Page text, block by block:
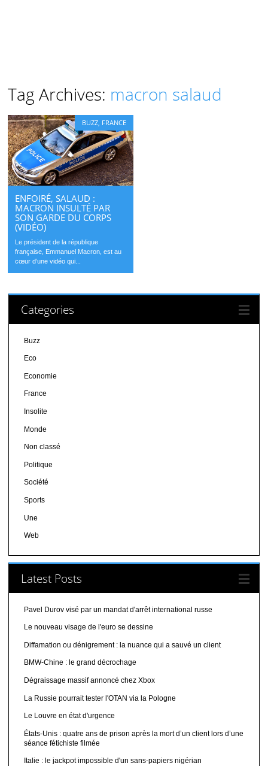
Tag Archives: macron salaud
BUZZ FRANCE
ENFOIRÉ, SALAUD :
MACRON INSULTÉ PAR
SON GARDE DU CORPS
(VIDÉO)
Le président de la république
française, Emmanuel Macron, est au
cœur d’une vidéo qui...
Categories
Buzz
Eco
Economie
France
Insolite
Monde
Non classé
Politique
Société
Sports
Une
Web
Latest Posts
Pavel Durov visé par un mandat d'arrêt international russe
Le nouveau visage de l'euro se dessine
Diffamation ou dénigrement : la nuance qui a sauvé un client
BMW-Chine : le grand décrochage
Dégraissage massif annoncé chez Xbox
La Russie pourrait tester l'OTAN via la Pologne
Le Louvre en état d'urgence
États-Unis : quatre ans de prison après la mort d’un client lors d’une
séance fétichiste filmée
Italie : le jackpot impossible d'un sans-papiers nigérian